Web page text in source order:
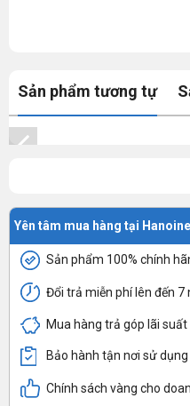
Sản phẩm tương tự
Yên tâm mua hàng tại
Sản phẩm 100% chính
Đổi trả miễn phí lên đến 7
Mua hàng trả góp lãi suất
Bảo hành tận nơi sử dụng
Chính sách vàng cho